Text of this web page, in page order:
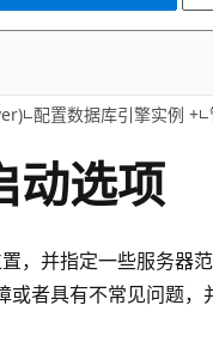
配置数据库引擎实例 +
动选项
，并指定一些服务器
者具有不常见问题